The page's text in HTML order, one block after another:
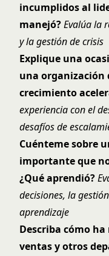
incumplidos al
manejó?Evalúa la
y la gestión de crisis
Explique una
una organización
crecimiento
experiencia con el
desafíos de
Cuénteme sobre
importante que
¿Qué aprendió?
decisiones, la
aprendizaje
Describa cómo
ventas y otros